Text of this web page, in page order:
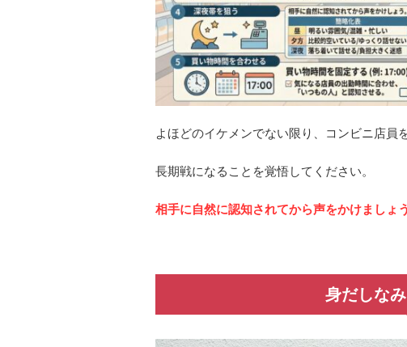
よほどのイケメンでない限り、コンビニ店員
長期戦になることを覚悟してください。
相手に自然に認知されてから声をかけましょう
身だしな